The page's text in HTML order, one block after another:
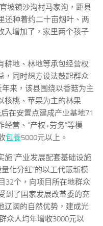
坡镇沙沟村马家沟，距县
还种着约二十亩烟叶、两
入增加了，家里两个孩子
耕地、林地等承包经营权
，同时想方设法鼓起群众
来，该县围绕以香菇为主
核桃、苹果为主的林果
在安置点建成产业基地71
营、“产权+劳务”等模
包養5000元以上。
施“产业发展配套基础设施
化分红”的以工代赈新模
32个，向项目所在地群众
到了国家发展改革委的充
辽阔的自然优势，建成光
众人均年增收3000元以